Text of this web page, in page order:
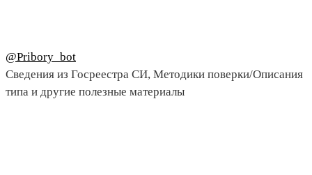
@Pribory_bot
Сведения из Госреестра СИ, Методики поверки/Описания
типа и другие полезные материалы